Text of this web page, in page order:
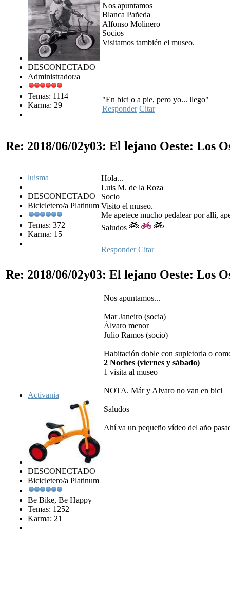
DESCONECTADO
Administrador/a
Temas: 1114
Karma: 29
Nos apuntamos
Blanca Pañeda
Alfonso Molinero
Socios
Visitamos también el museo.
"En bici o a pie, pero yo... llego"
Responder Citar
Re: 2018/06/02y03: El lejano Oeste: Los
luisma
DESCONECTADO
Bicicletero/a Platinum
Temas: 372
Karma: 15
Hola...
Luis M. de la Roza
Socio
Visito el museo.
Me apetece mucho pedalear por allí,
Saludos
Responder Citar
Re: 2018/06/02y03: El lejano Oeste: Los
Activania
DESCONECTADO
Bicicletero/a Platinum
Be Bike, Be Happy
Temas: 1252
Karma: 21
Nos apuntamos...
Mar Janeiro (socia)
Álvaro menor
Julio Ramos (socio)
Habitación doble con supletoria o
2 Noches (viernes y sábado)
1 visita al museo
NOTA. Már y Alvaro no van en bici
Saludos
Ahí va un pequeño vídeo del año